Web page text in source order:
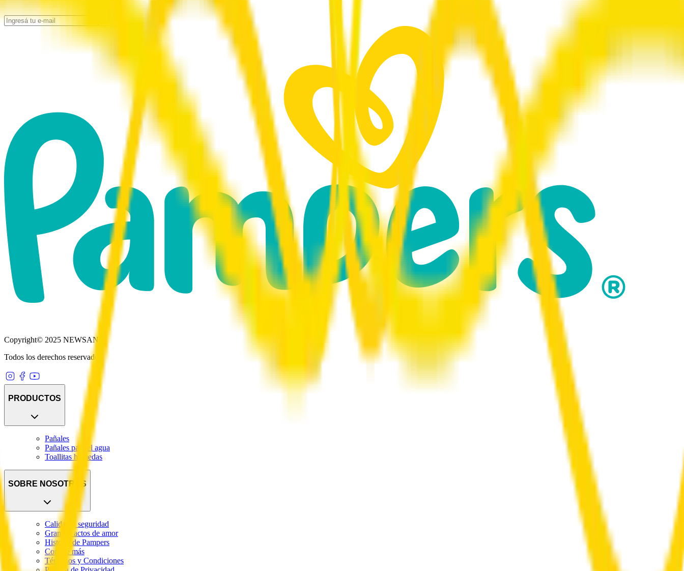
Copyright© 2025 NEWSAN.
Todos los derechos reservados
PRODUCTOS
Pañales
Pañales para el agua
Toallitas húmedas
SOBRE NOSOTROS
Calidad y seguridad
Grandes actos de amor
Historia de Pampers
Conocé más
Términos y Condiciones